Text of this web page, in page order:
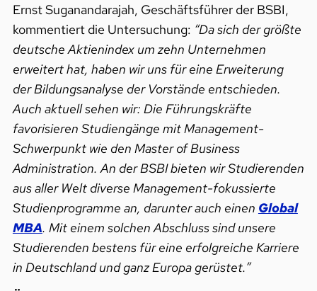
Ernst Suganandarajah, Geschäftsführer der BSBI,
kommentiert die Untersuchung: “Da sich der größte
deutsche Aktienindex um zehn Unternehmen
erweitert hat, haben wir uns für eine Erweiterung
der Bildungsanalyse der Vorstände entschieden.
Auch aktuell sehen wir: Die Führungskräfte
favorisieren Studiengänge mit Management-
Schwerpunkt wie den Master of Business
Administration. An der BSBI bieten wir Studierenden
aus aller Welt diverse Management-fokussierte
Studienprogramme an, darunter auch einen Global
MBA. Mit einem solchen Abschluss sind unsere
Studierenden bestens für eine erfolgreiche Karriere
in Deutschland und ganz Europa gerüstet.”